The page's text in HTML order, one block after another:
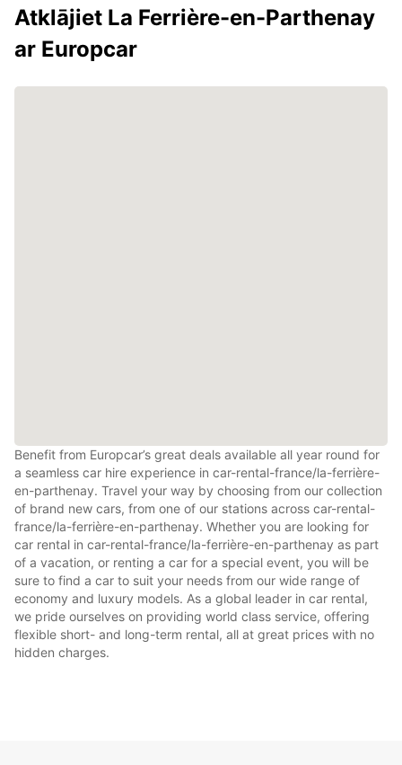
Atklājiet La Ferrière-en-Parthenay
ar Europcar
Benefit from Europcar’s great deals available all year round for
a seamless car hire experience in car-rental-france/la-ferrière-
en-parthenay. Travel your way by choosing from our collection
of brand new cars, from one of our stations across car-rental-
france/la-ferrière-en-parthenay. Whether you are looking for
car rental in car-rental-france/la-ferrière-en-parthenay as part
of a vacation, or renting a car for a special event, you will be
sure to find a car to suit your needs from our wide range of
economy and luxury models. As a global leader in car rental,
we pride ourselves on providing world class service, offering
flexible short- and long-term rental, all at great prices with no
hidden charges.